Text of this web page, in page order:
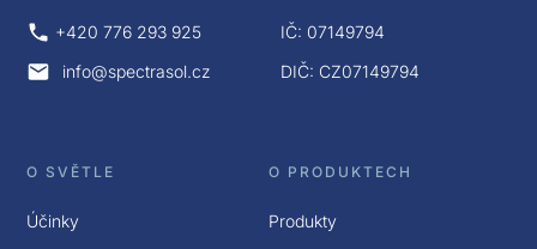
+420 776 293 925
info@spectrasol.cz
IČ: 07149794
DIČ: CZ07149794
O SVĚTLE
Účinky
O PRODUKTECH
Produkty